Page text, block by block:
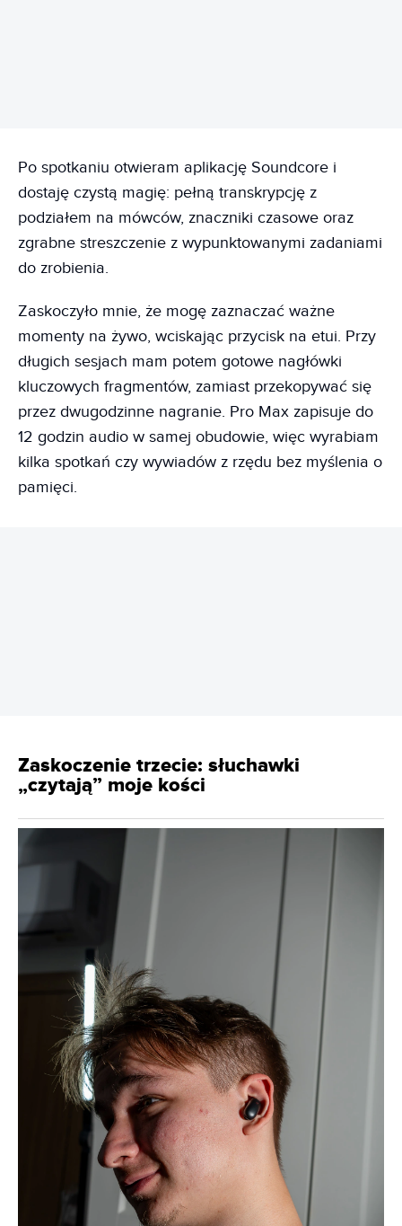
Po spotkaniu otwieram aplikację Soundcore i
dostaję czystą magię: pełną transkrypcję z
podziałem na mówców, znaczniki czasowe oraz
zgrabne streszczenie z wypunktowanymi zadaniami
do zrobienia.
Zaskoczyło mnie, że mogę zaznaczać ważne
momenty na żywo, wciskając przycisk na etui. Przy
długich sesjach mam potem gotowe nagłówki
kluczowych fragmentów, zamiast przekopywać się
przez dwugodzinne nagranie. Pro Max zapisuje do
12 godzin audio w samej obudowie, więc wyrabiam
kilka spotkań czy wywiadów z rzędu bez myślenia o
pamięci.
Zaskoczenie trzecie: słuchawki
„czytają” moje kości